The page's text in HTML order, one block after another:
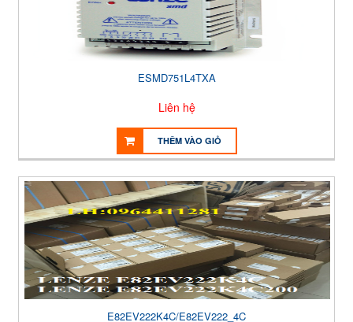
ESMD751L4TXA
Liên hệ
THÊM VÀO GIỎ
E82EV222K4C/E82EV222_4C